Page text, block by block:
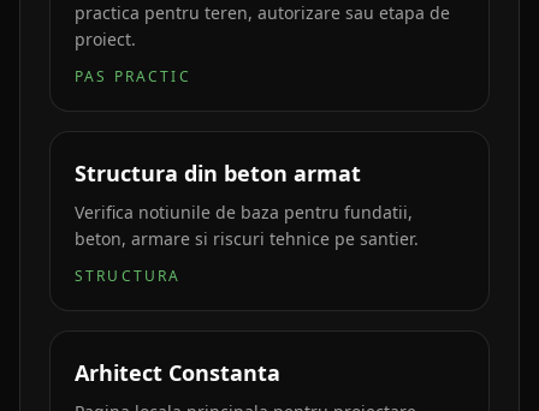
practica pentru teren, autorizare sau etapa de
proiect.
PAS PRACTIC
Structura din beton armat
Verifica notiunile de baza pentru fundatii,
beton, armare si riscuri tehnice pe santier.
STRUCTURA
Arhitect Constanta